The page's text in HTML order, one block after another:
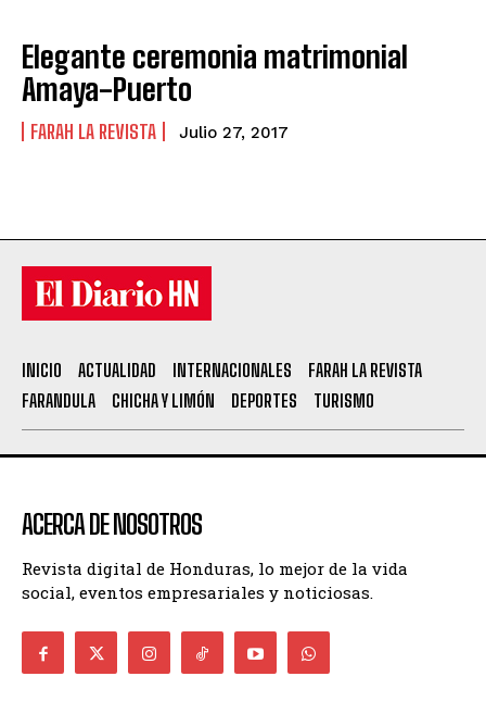
Elegante ceremonia matrimonial
Amaya-Puerto
FARAH LA REVISTA Julio 27, 2017
INICIO ACTUALIDAD INTERNACIONALES
FARAH LA REVISTA
FARANDULA
CHICHA Y LIMÓN DEPORTES TURISMO
ACERCA DE NOSOTROS
Revista digital de Honduras, lo mejor de la vida
social, eventos empresariales y noticiosas.